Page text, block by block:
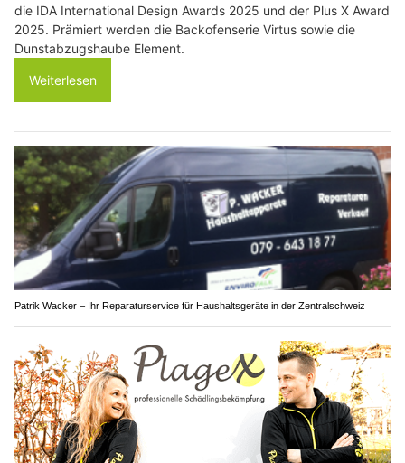
die IDA International Design Awards 2025 und der Plus X Award
2025. Prämiert werden die Backofenserie Virtus sowie die
Dunstabzugshaube Element.
Weiterlesen
Patrik Wacker – Ihr Reparaturservice für Haushaltsgeräte in der Zentralschweiz